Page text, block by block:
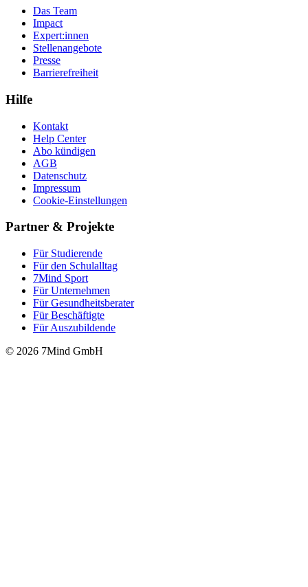
Das Team
Impact
Expert:innen
Stellenangebote
Presse
Barrierefreiheit
Hilfe
Kontakt
Help Center
Abo kündigen
AGB
Datenschutz
Impressum
Cookie-Einstellungen
Partner & Projekte
Für Stu­die­rende
Für den Schulalltag
7Mind Sport
Für Unter­neh­men
Für Gesund­heits­be­ra­ter
Für Beschäftigte
Für Auszubildende
© 2026 7Mind GmbH